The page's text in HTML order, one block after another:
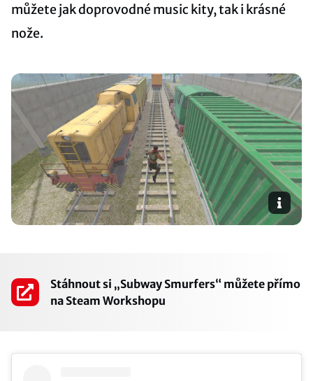
můžete jak doprovodné music kity, tak i krásné
nože.
Stáhnout si „Subway Smurfers“ můžete přímo
na Steam Workshopu